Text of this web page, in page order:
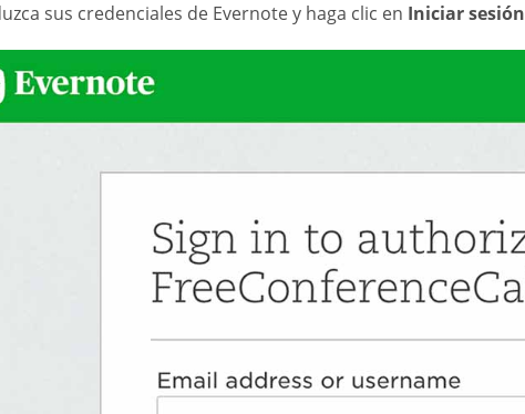
sus credenciales de Evernote y haga clic en Iniciar sesión